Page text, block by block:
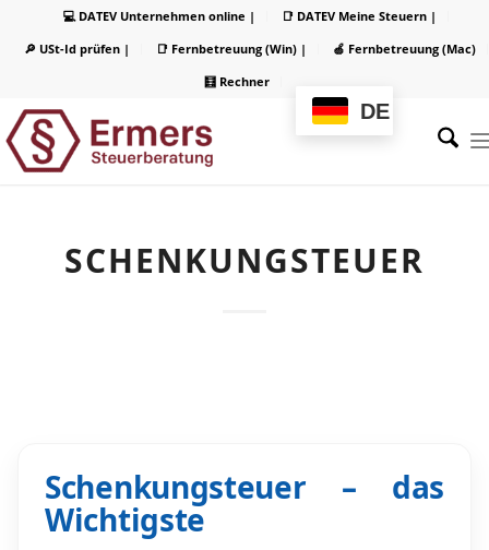
💻 DATEV Unternehmen online |
📑 DATEV Meine Steuern |
🔎 USt-Id prüfen |
📑 Fernbetreuung (Win) |
🍏 Fernbetreuung (Mac)
🧮 Rechner
DE
SCHENKUNGSTEUER
Schenkungsteuer – das
Wichtigste